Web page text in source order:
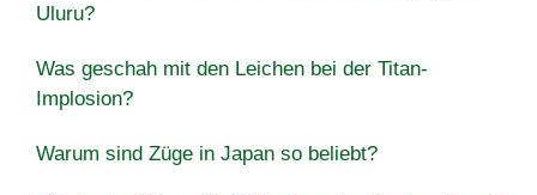
Uluru?
Was geschah mit den Leichen bei der Titan-
Implosion?
Warum sind Züge in Japan so beliebt?